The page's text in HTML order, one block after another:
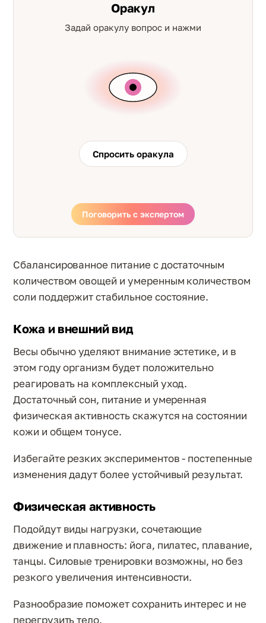
Оракул
Задай оракулу вопрос и нажми
Спросить оракула
Поговорить с экспертом
Сбалансированное питание с достаточным
количеством овощей и умеренным количеством
соли поддержит стабильное состояние.
Кожа и внешний вид
Весы обычно уделяют внимание эстетике, и в
этом году организм будет положительно
реагировать на комплексный уход.
Достаточный сон, питание и умеренная
физическая активность скажутся на состоянии
кожи и общем тонусе.
Избегайте резких экспериментов - постепенные
изменения дадут более устойчивый результат.
Физическая активность
Подойдут виды нагрузки, сочетающие
движение и плавность: йога, пилатес, плавание,
танцы. Силовые тренировки возможны, но без
резкого увеличения интенсивности.
Разнообразие поможет сохранить интерес и не
перегрузить тело.